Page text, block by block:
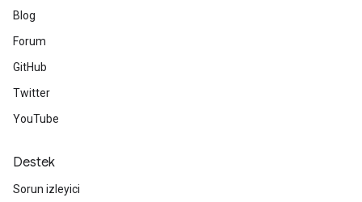
Blog
Forum
GitHub
Twitter
YouTube
Destek
Sorun izleyici